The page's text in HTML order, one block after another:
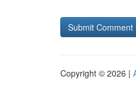
Copyright © 2026 |